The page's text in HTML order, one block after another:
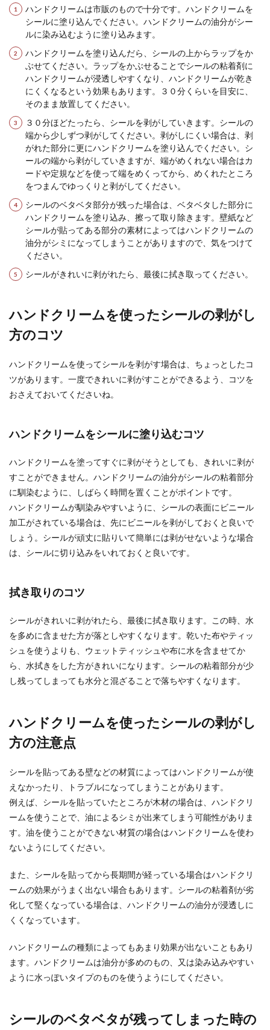
水道の水漏れが起きるとすぐに業者に連絡しなく
ては、と思う方も多いと思います。 しかし、水漏
れで一番...
再婚したい！子連れ再婚で幸せになる
一度離婚を経験した女性の中には、新しく素敵な
男性との出会いがあり、その人との再婚を考えて
いる人もいる...
出窓をインテリアとしておしゃれに活
用！ポイントや注意点を紹介
ば、観葉植物や...
毎日使用する浴室、体をキレイにする場所なの
で、その分汚れが溜まる場所です。浴槽や洗い場
は毎日掃除をし...
に合った組立方法
る場合、支柱が必要となりますよね。そこで竹の
支柱を使用す...
風呂の椅子に付いたザラザラ水垢をス
か？ 濡れ...
洗濯物の正しい干し方・裏返しで干す
お洗濯のあとに洗濯物を干す時、天気の悪い時は
特に、なかなか洗濯物が乾かずに困ってしまうこ
ハンドクリームは市販のもので十分です。ハンドクリームを
シールに塗り込んでください。ハンドクリームの油分がシー
ルに染み込むように塗り込みます。
ハンドクリームを塗り込んだら、シールの上からラップをか
ぶせてください。ラップをかぶせることでシールの粘着剤に
ハンドクリームが浸透しやすくなり、ハンドクリームが乾き
にくくなるという効果もあります。３０分くらいを目安に、
そのまま放置してください。
３０分ほどたったら、シールを剥がしていきます。シールの
端から少しずつ剥がしてください。剥がしにくい場合は、剥
がれた部分に更にハンドクリームを塗り込んでください。シ
ールの端から剥がしていきますが、端がめくれない場合はカ
ードや定規などを使って端をめくってから、めくれたところ
をつまんでゆっくりと剥がしてください。
シールのベタベタ部分が残った場合は、ベタベタした部分に
ハンドクリームを塗り込み、擦って取り除きます。壁紙など
シールが貼ってある部分の素材によってはハンドクリームの
油分がシミになってしまうことがありますので、気をつけて
ください。
シールがきれいに剥がれたら、最後に拭き取ってください。
ハンドクリームを使ったシールの剥がし
方のコツ
ハンドクリームを使ってシールを剥がす場合は、ちょっとしたコ
ツがあります。一度できれいに剥がすことができるよう、コツを
おさえておいてくださいね。
ハンドクリームをシールに塗り込むコツ
ハンドクリームを塗ってすぐに剥がそうとしても、きれいに剥が
すことができません。ハンドクリームの油分がシールの粘着部分
に馴染むように、しばらく時間を置くことがポイントです。
ハンドクリームが馴染みやすいように、シールの表面にビニール
加工がされている場合は、先にビニールを剥がしておくと良いで
しょう。シールが頑丈に貼りいて簡単には剥がせないような場合
は、シールに切り込みをいれておくと良いです。
拭き取りのコツ
シールがきれいに剥がれたら、最後に拭き取ります。この時、水
を多めに含ませた方が落としやすくなります。乾いた布やティッ
シュを使うよりも、ウェットティッシュや布に水を含ませてか
ら、水拭きをした方がきれいになります。シールの粘着部分が少
し残ってしまっても水分と混ざることで落ちやすくなります。
ハンドクリームを使ったシールの剥がし
方の注意点
シールを貼ってある壁などの材質によってはハンドクリームが使
えなかったり、トラブルになってしまうことがあります。
例えば、シールを貼っていたところが木材の場合は、ハンドクリ
ームを使うことで、油によるシミが出来てしまう可能性がありま
す。油を使うことができない材質の場合はハンドクリームを使わ
ないようにしてください。
また、シールを貼ってから長期間が経っている場合はハンドクリ
ームの効果がうまく出ない場合もあります。シールの粘着剤が劣
化して堅くなっている場合は、ハンドクリームの油分が浸透しに
くくなっています。
ハンドクリームの種類によってもあまり効果が出ないこともあり
ます。ハンドクリームは油分が多めのもの、又は染み込みやすい
ように水っぽいタイプのものを使うようにしてください。
シールのベタベタが残ってしまった時の